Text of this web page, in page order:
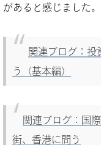
があると感じました。
関連ブログ：投
う（基本編）
関連ブログ：国
街、香港に問う